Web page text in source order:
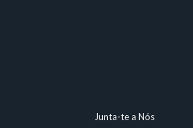
Junta-te a Nós